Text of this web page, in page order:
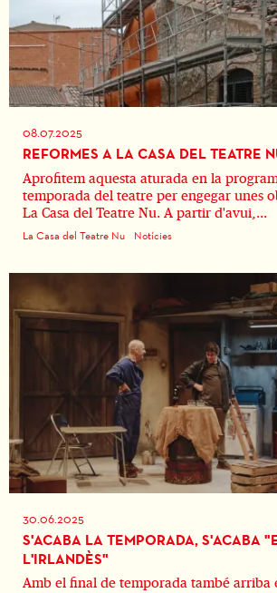
08.07.2025
REFORMES A LA CASA DEL TEATRE
Aprofitem aquesta aturada en la
temporada del teatre per engegar unes
La Casa del Teatre Nu. A partir d'avui,...
La Casa del Teatre Nu Notícies
30.06.2025
S'ACABA LA TEMPORADA, S'ACABA
L'IRLANDÈS"
Amb el final de temporada també arriba